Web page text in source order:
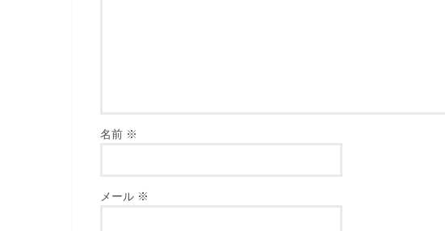
名前 ※
メール ※